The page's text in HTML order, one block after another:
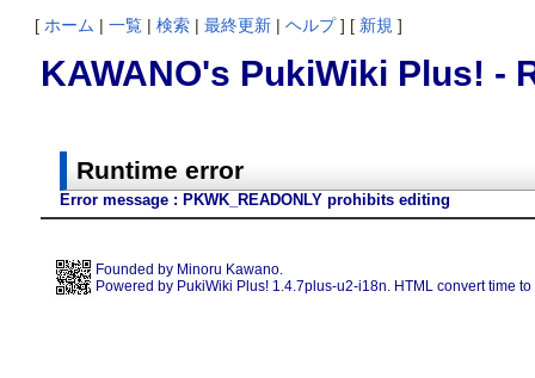
[ ホーム | 一覧 | 検索 | 最終更新 | ヘルプ] [ 新規 ]
KAWANO's PukiWiki Plus! -
Runtime error
Error message : PKWK_READONLY prohibits editing
Founded by Minoru Kawano.
Powered by PukiWiki Plus! 1.4.7plus-u2-i18n. HTML convert time